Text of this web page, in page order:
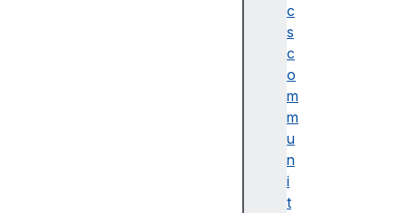
c
s
c
o
m
m
u
n
i
t